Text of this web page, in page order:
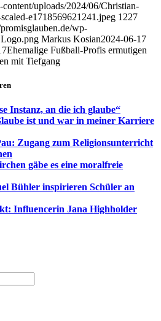
uploads/2024/06/Christian-
e1718569621241.jpeg 1227
wp-
Markus Kosian2024-06-17
Ehemalige Fußball-Profis ermutigen
mit Tiefgang
Instanz, an die ich glaube“
ist und war in meiner Karriere
Zugang zum Religionsunterricht
gäbe es eine moralfreie
Bühler inspirieren Schüler an
Influencerin Jana Highholder